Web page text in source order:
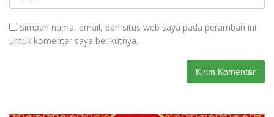
Simpan nama, email, dan situs web saya pada peramban ini
untuk komentar saya berikutnya.